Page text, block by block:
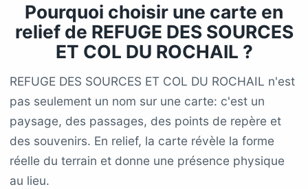
Pourquoi choisir une carte en
relief de REFUGE DES SOURCES
ET COL DU ROCHAIL ?
REFUGE DES SOURCES ET COL DU ROCHAIL n'est
pas seulement un nom sur une carte: c'est un
paysage, des passages, des points de repère et
des souvenirs. En relief, la carte révèle la forme
réelle du terrain et donne une présence physique
au lieu.